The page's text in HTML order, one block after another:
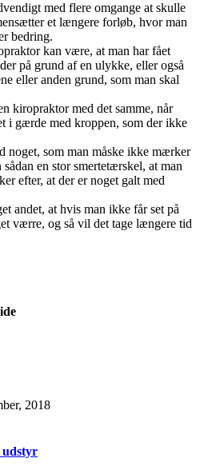
med flere omgange at skulle
et længere forløb, hvor man
bedring.
kan være, at man har fået
på grund af en ulykke, eller også
eller anden grund, som man skal
kiropraktor med det samme, når
i gærde med kroppen, som der ikke
noget, som man måske ikke mærker
en stor smertetærskel, at man
efter, at der er noget galt med
andet, at hvis man ikke får set på
værre, og så vil det tage længere tid
2018
udstyr